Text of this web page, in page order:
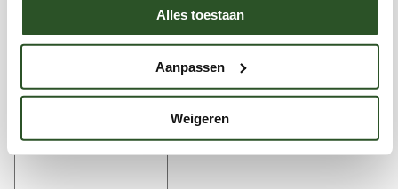
Alles toestaan
Aanpassen
Weigeren
combineert Jaap praktische natuurkennis met
jarenlange ervaring in educatie, onderzoek en
organisatieontwikkeling. Eerder vervulde hij
Bekijk ook
Reacties